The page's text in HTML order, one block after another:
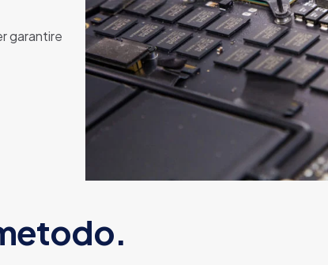
garantire